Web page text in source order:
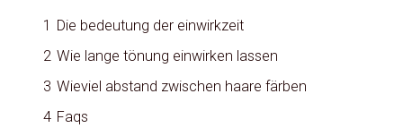
1 Die bedeutung der einwirkzeit
2 Wie lange tönung einwirken lassen
3 Wieviel abstand zwischen haare färben
4 Faqs